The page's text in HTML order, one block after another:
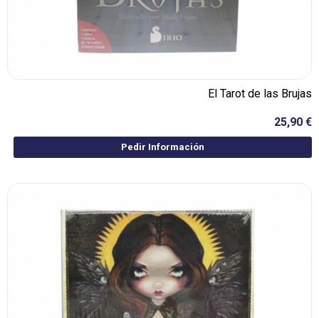
El Tarot de las Brujas
25,90 €
Pedir Información